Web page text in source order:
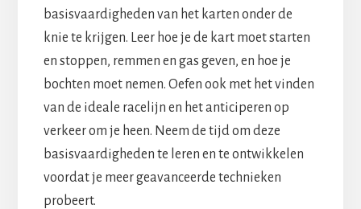
basisvaardigheden van het karten onder de
knie te krijgen. Leer hoe je de kart moet starten
en stoppen, remmen en gas geven, en hoe je
bochten moet nemen. Oefen ook met het vinden
van de ideale racelijn en het anticiperen op
verkeer om je heen. Neem de tijd om deze
basisvaardigheden te leren en te ontwikkelen
voordat je meer geavanceerde technieken
probeert.